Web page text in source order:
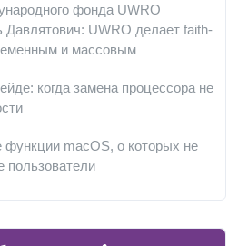
фонда UWRO
UWRO делает faith-
и массовым
когда замена процессора не
macOS, о которых не
пользователи